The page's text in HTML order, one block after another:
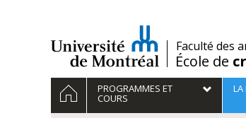
/Faculté des
École de
Navigation
principale
HOMEPROGRAMMES ET
COURS
LA